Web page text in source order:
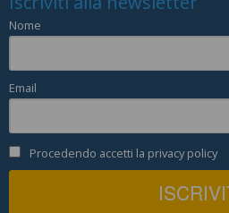
Nome
Email
Procedendo accetti la privacy policy